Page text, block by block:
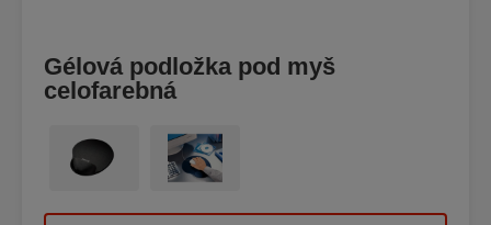
Gélová podložka pod myš
celofarebná